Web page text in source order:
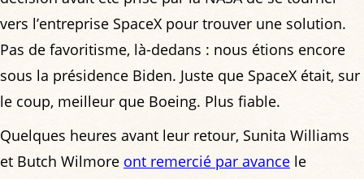
vers l’entreprise SpaceX pour trouver une solution.
Pas de favoritisme, là-dedans : nous étions encore
sous la présidence Biden. Juste que SpaceX était, sur
le coup, meilleur que Boeing. Plus fiable.
Quelques heures avant leur retour, Sunita Williams
et Butch Wilmore ont remercié par avance le